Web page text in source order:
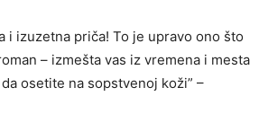
i izuzetna priča! To je upravo ono što
– izmešta vas iz vremena i mesta
osetite na sopstvenoj koži” –